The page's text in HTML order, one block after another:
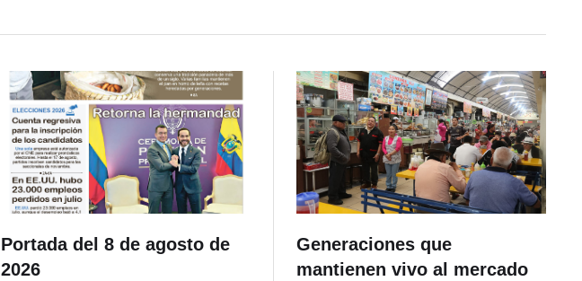
Portada del 8 de agosto de
2026
Generaciones que
mantienen vivo al mercado